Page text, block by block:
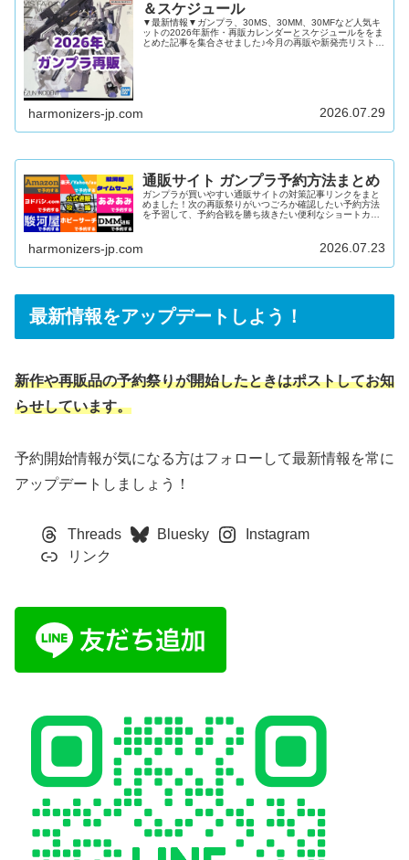
＆スケジュール
▼最新情報▼ガンプラ、30MS、30MM、30MFなど人気キ
ットの2026年新作・再販カレンダーとスケジュールををま
とめた記事を集合させました♪今月の再販や新発売リストを
harmonizers-jp.com 2026.07.29
通販サイト ガンプラ予約方法まとめ
ガンプラが買いやすい通販サイトの対策記事リンクをまと
めました！次の再販祭りがいつごろか確認したい予約方法
を予習して、予約合戦を勝ち抜きたい便利なショートカッ
度：中～高在庫量：多DMM通販難易度：低在庫量：多
Amazon難易度：低～中在庫量：多駿河屋難易度：中～高
harmonizers-jp.com 2026.07.23
最新情報をアップデートしよう！
新作や再販品の予約祭りが開始したときはポストしてお知
らせしています。
予約開始情報が気になる方はフォローして最新情報を常に
アップデートしましょう！
Threads Bluesky
Instagram
リンク